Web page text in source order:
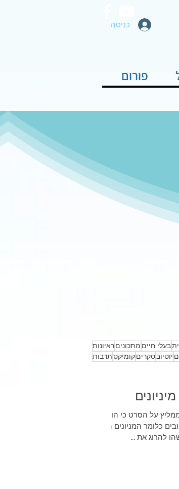
כניסה
פורום
בעלי חיים מתכוניםראיונות
יוטיובסקריםקומיקסתרבות
על הסרט כי הוא
כלומר המניונים הם